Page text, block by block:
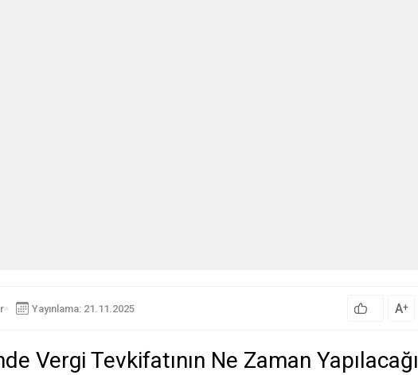
Yayınlama: 21.11.2025 A+
Vergi Tevkifatının Ne Zaman Yapılacağı